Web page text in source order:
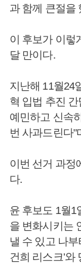
과 함께 큰절을
이 후보가 이렇
달 만이다.
지난해 11월24
혁 입법 추진
예민하고 신속
번 사과드린다"
이번 선거 과정
다.
윤 후보도 1월1
을 변화시키는
낼 수 있고 나부
건희 리스크’